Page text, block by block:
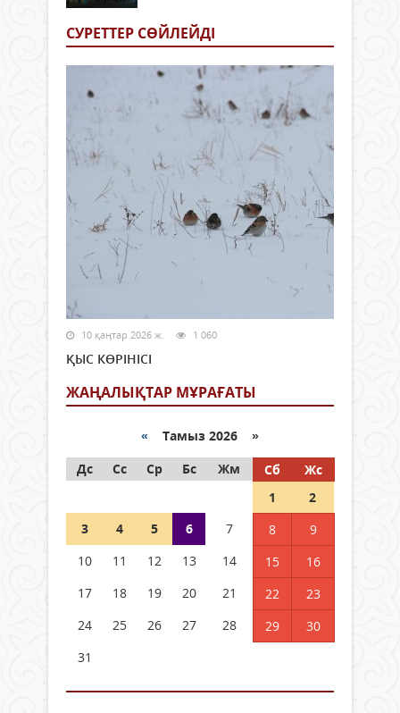
СУРЕТТЕР СӨЙЛЕЙДI
10 қаңтар 2026 ж. 1 060
ҚЫС КӨРІНІСІ
ЖАҢАЛЫҚТАР МҰРАҒАТЫ
« Тамыз 2026 »
Дс
Сс Ср Бс Жм Сб
Жс
1
2
3
4 5 6 7 8
9
10
11 12 13 14 15
16
17
18 19 20 21 22
23
24
25 26 27 28 29
30
31